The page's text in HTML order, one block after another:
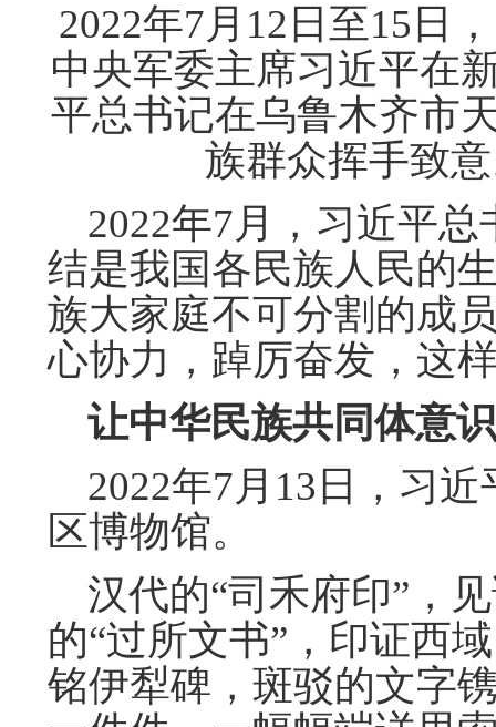
2022年7月12日至15日
中央军委主席习近平在
平总书记在乌鲁木齐市
族群众挥手致
2022年7月，习近平总
结是我国各民族人民的
族大家庭不可分割的成
心协力，踔厉奋发，这
让中华民族共同体意
2022年7月13日，习近
区博物馆。
汉代的“司禾府印”，
的“过所文书”，印证西
铭伊犁碑，斑驳的文字